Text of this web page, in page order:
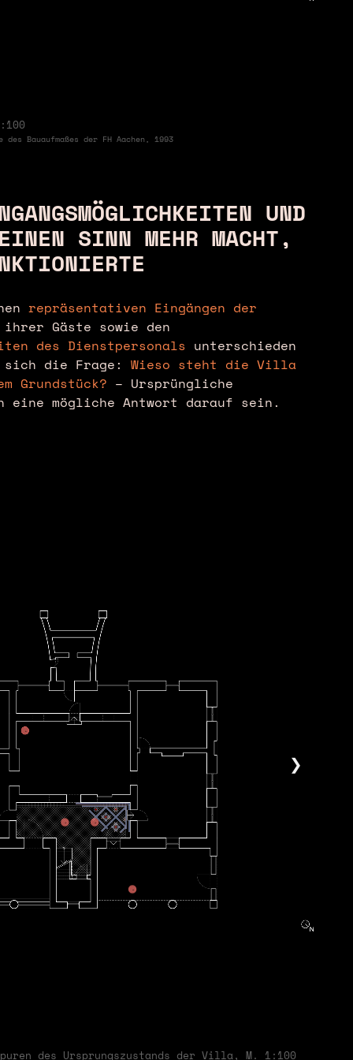
Bauaufmaßes der FH Aachen, 1993
UND
SINN MEHR MACHT,
repräsentativen Eingängen der
Gäste sowie den
des Dienstpersonals unterschieden
die Frage: Wieso steht die Villa
Grundstück? – Ursprüngliche
eine mögliche Antwort darauf sein.
❯
des Ursprungszustands der Villa, M. 1:100